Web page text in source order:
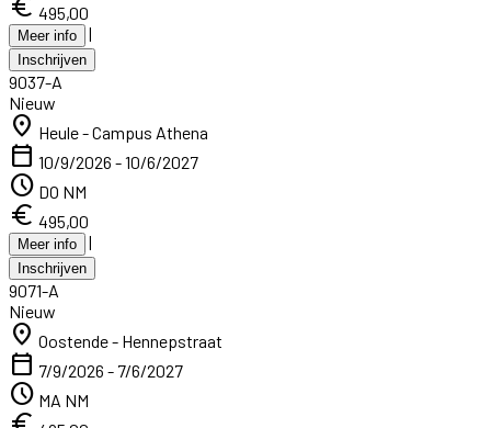
495,00
Meer info |
Inschrijven
9037-A
Nieuw
location_on Heule - Campus Athena
calendar_today 10/9/2026 - 10/6/2027
schedule DO NM
euro 495,00
Meer info |
Inschrijven
9071-A
Nieuw
location_on Oostende - Hennepstraat
calendar_today 7/9/2026 - 7/6/2027
schedule MA NM